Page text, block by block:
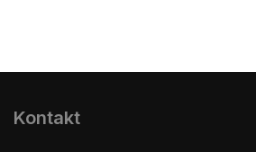
Kontakt